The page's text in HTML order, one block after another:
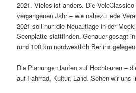
2021. Vieles ist anders. Die
vergangenen Jahr – wie nahezu jede
2021 soll nun die Neuauflage in der
Seenplatte stattfinden. Genauer gesagt
rund 100 km nordwestlich Berlins gelegen.
Die Planungen laufen auf Hochtouren –
auf Fahrrad, Kultur, Land. Sehen wir uns